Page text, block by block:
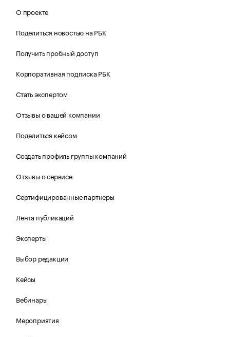
О проекте
Поделиться новостью на РБК
Получить пробный доступ
Корпоративная подписка РБК
Стать экспертом
Отзывы о вашей компании
Поделиться кейсом
Создать профиль группы компаний
Отзывы о сервисе
Сертифицированные партнеры
Лента публикаций
Эксперты
Выбор редакции
Кейсы
Вебинары
Мероприятия